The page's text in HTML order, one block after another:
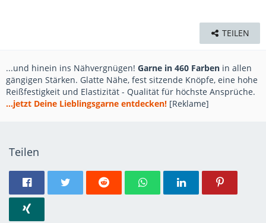
TEILEN
...und hinein ins Nähvergnügen! Garne in 460 Farben in allen
gängigen Stärken. Glatte Nähe, fest sitzende Knöpfe, eine hohe
Reißfestigkeit und Elastizität - Qualität für höchste Ansprüche.
...jetzt Deine Lieblingsgarne entdecken! [Reklame]
Teilen